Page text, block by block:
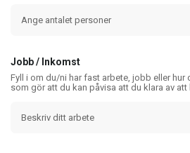
Jobb / Inkomst
Fyll i om du/ni har fast arbete, jobb eller
som gör att du kan påvisa att du klara av att